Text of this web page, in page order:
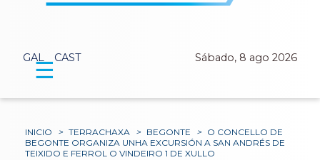
GAL CAST Sábado, 8 ago 2026
☰
INICIO > TERRACHAXA > BEGONTE > O CONCELLO DE
BEGONTE ORGANIZA UNHA EXCURSIÓN A SAN ANDRÉS DE
TEIXIDO E FERROL O VINDEIRO 1 DE XULLO